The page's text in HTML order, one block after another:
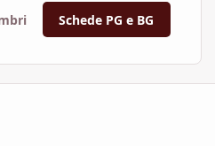
Schede PG e BG